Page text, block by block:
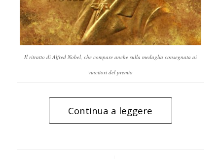
Il ritratto di Alfred Nobel, che compare anche sulla medaglia consegnata ai
vincitori del premio
Continua a leggere